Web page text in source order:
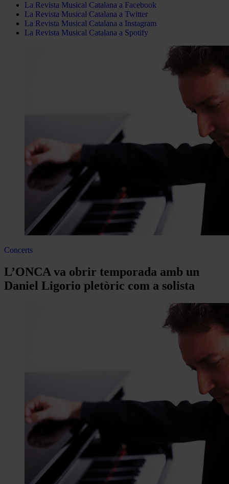
La Revista Musical Catalana a Facebook
La Revista Musical Catalana a Twitter
La Revista Musical Catalana a Instagram
La Revista Musical Catalana a Spotify
Concerts
L’ONCA va obrir temporada amb un
Daniel Ligorio pletòric com a solista